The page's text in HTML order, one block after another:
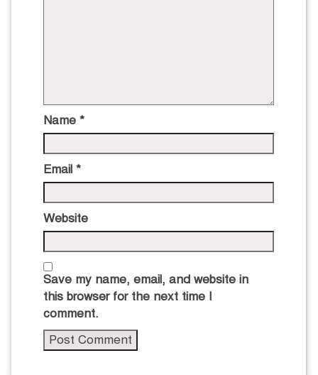
Name *
Email *
Website
Save my name, email, and website in
this browser for the next time I
comment.